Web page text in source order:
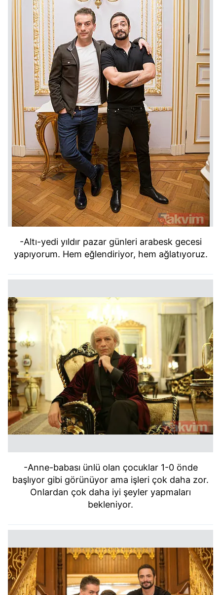
-Altı-yedi yıldır pazar günleri arabesk gecesi
yapıyorum. Hem eğlendiriyor, hem ağlatıyoruz.
-Anne-babası ünlü olan çocuklar 1-0 önde
başlıyor gibi görünüyor ama işleri çok daha zor.
Onlardan çok daha iyi şeyler yapmaları
bekleniyor.